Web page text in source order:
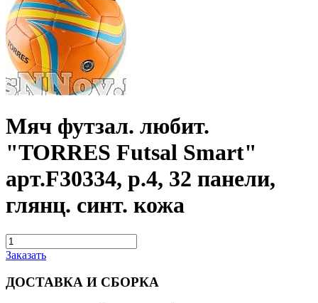
Мяч футзал. любит.
"TORRES Futsal Smart"
арт.F30334, р.4, 32 панели,
глянц. синт. кожа
Заказать
ДОСТАВКА И СБОРКА